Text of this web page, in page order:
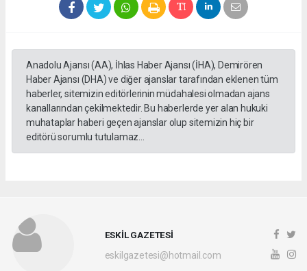
Anadolu Ajansı (AA), İhlas Haber Ajansı (İHA), Demirören
Haber Ajansı (DHA) ve diğer ajanslar tarafından eklenen tüm
haberler, sitemizin editörlerinin müdahalesi olmadan ajans
kanallarından çekilmektedir. Bu haberlerde yer alan hukuki
muhataplar haberi geçen ajanslar olup sitemizin hiç bir
editörü sorumlu tutulamaz...
ESKİL GAZETESİ
eskilgazetesi@hotmail.com